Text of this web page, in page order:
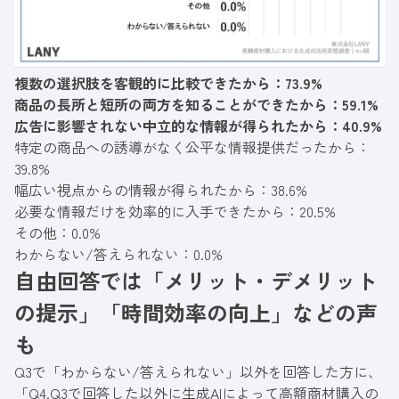
複数の選択肢を客観的に比較できたから：73.9%
商品の長所と短所の両方を知ることができたから：59.1%
広告に影響されない中立的な情報が得られたから：40.9%
特定の商品への誘導がなく公平な情報提供だったから：
39.8%
幅広い視点からの情報が得られたから：38.6%
必要な情報だけを効率的に入手できたから：20.5%
その他：0.0%
わからない/答えられない：0.0%
自由回答では「メリット・デメリット
の提示」「時間効率の向上」などの声
も
Q3で「わからない/答えられない」以外を回答した方に、
「Q4.Q3で回答した以外に生成AIによって高額商材購入の